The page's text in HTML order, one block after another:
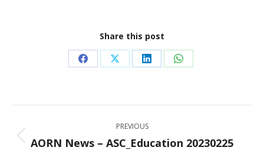
Share this post
Share
Facebook
Share
X
Share
LinkedIn
Share
WhatsApp
navigation
PREVIOUS
Previous
AORN News – ASC_Education 20230225